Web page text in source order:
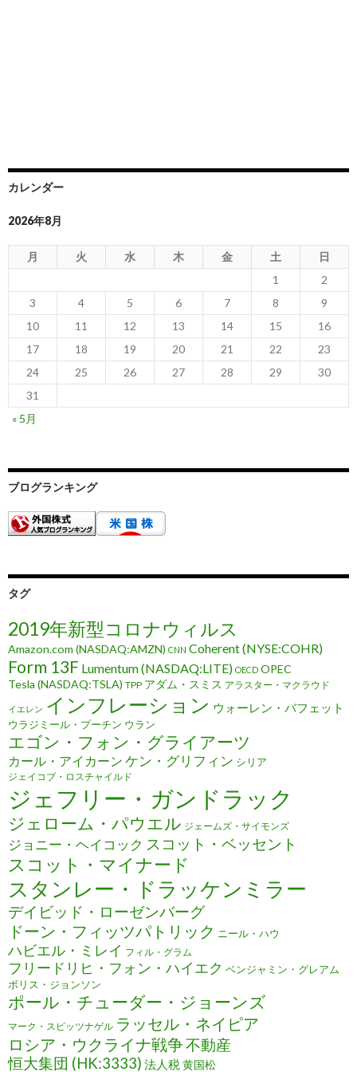
カレンダー
2026年8月
月 火 水 木 金 土
日
1
2
3
4 5 6 7 8
9
10
11 12 13 14 15
16
17
18 19 20 21 22
23
24
25 26 27 28 29
30
31
« 5月
ブログランキング
タグ
2019年新型コロナウィルス
Amazon.com (NASDAQ:AMZN) CNN Coherent (NYSE:COHR)
Form 13F Lumentum (NASDAQ:LITE) OECD OPEC
Tesla (NASDAQ:TSLA) TPP アダム・スミス アラスター・マクラウド
イエレン インフレーション ウォーレン・バフェット
ウラジミール・プーチン ウラン
エゴン・フォン・グライアーツ
カール・アイカーン ケン・グリフィン シリア
ジェイコブ・ロスチャイルド
ジェフリー・ガンドラック
ジェローム・パウエル ジェームズ・サイモンズ
ジョニー・ヘイコック スコット・ベッセント
スコット・マイナード
スタンレー・ドラッケンミラー
デイビッド・ローゼンバーグ
ドーン・フィッツパトリック ニール・ハウ
ハビエル・ミレイ フィル・グラム
フリードリヒ・フォン・ハイエク ベンジャミン・グレアム
ボリス・ジョンソン
ポール・チューダー・ジョーンズ
マーク・スピッツナゲル ラッセル・ネイピア
ロシア・ウクライナ戦争不動産
恒大集団 (HK:3333) 法人税黄国松